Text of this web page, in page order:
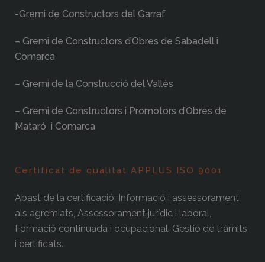
-Gremi de Constructors del Garraf
– Gremi de Constructors d’Obres de Sabadell i
Comarca
– Gremi de la Construcció del Vallès
– Gremi de Constructors i Promotors d’Obres de
Mataró i Comarca
Certificat de qualitat APPLUS ISO 9001
Abast de la certificació: Informació i assessorament
als agremiats, Assessorament jurídic i laboral,
Formació continuada i ocupacional, Gestió de tràmits
i certificats.